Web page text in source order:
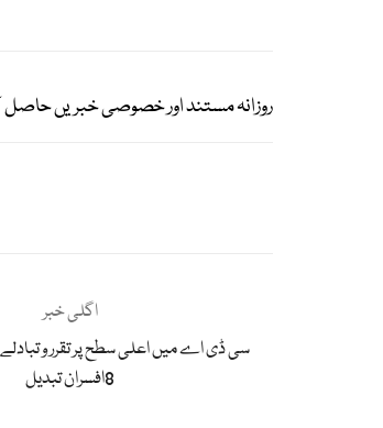
روزانہ مستند اور خصوصی خبریں
اگلی خبر
8افسران تبدیل